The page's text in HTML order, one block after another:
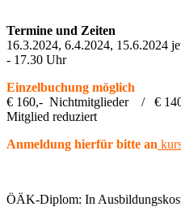
Termine und Zeiten
16.3.2024, 6.4.2024, 15.6.2024
- 17.30 Uhr
Einzelbuchung möglich
€ 160,- Nichtmitglieder / €
Mitglied reduziert
Anmeldung hierfür bitte an
ÖÄK-Diplom: In